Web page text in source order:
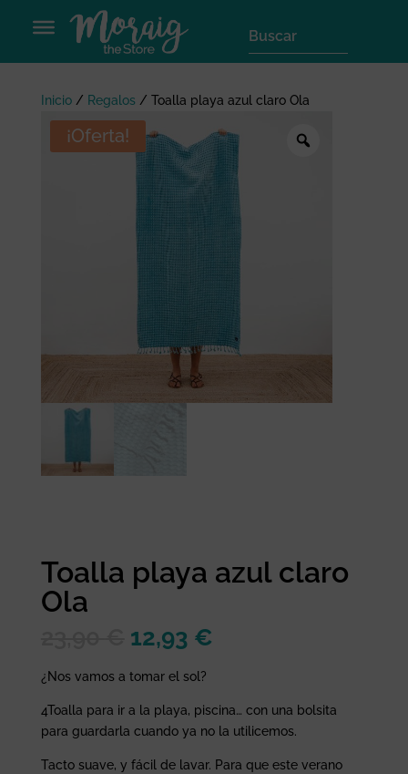
Inicio/ Regalos / Toalla playa azul claro Ola
¡Oferta!
Toalla playa azul claro
Ola
El
precio
original
era:
23,90 €.
12,93 €
es:
12,93 €.
¿Nos vamos a tomar el sol?
4Toalla para ir a la playa, piscina… con una bolsita
para guardarla cuando ya no la utilicemos.
Tacto suave, y fácil de lavar. Para que este verano